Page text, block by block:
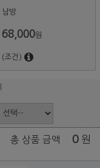
남방
68,000원
(조건)
총 상품 금액 0 원